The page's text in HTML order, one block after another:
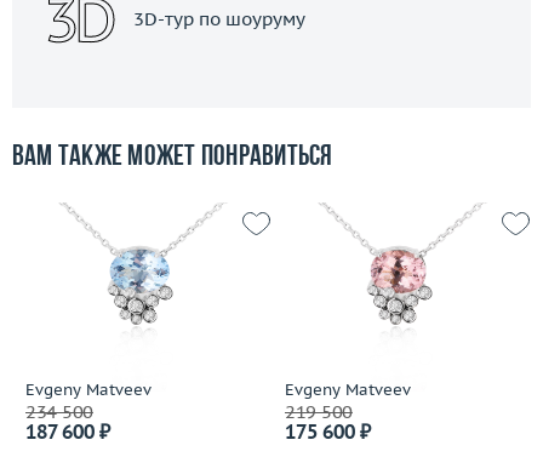
3D-тур по шоуруму
Вам также может понравиться
Evgeny Matveev
234 500
187 600 ₽
Evgeny Matveev
219 500
175 600 ₽